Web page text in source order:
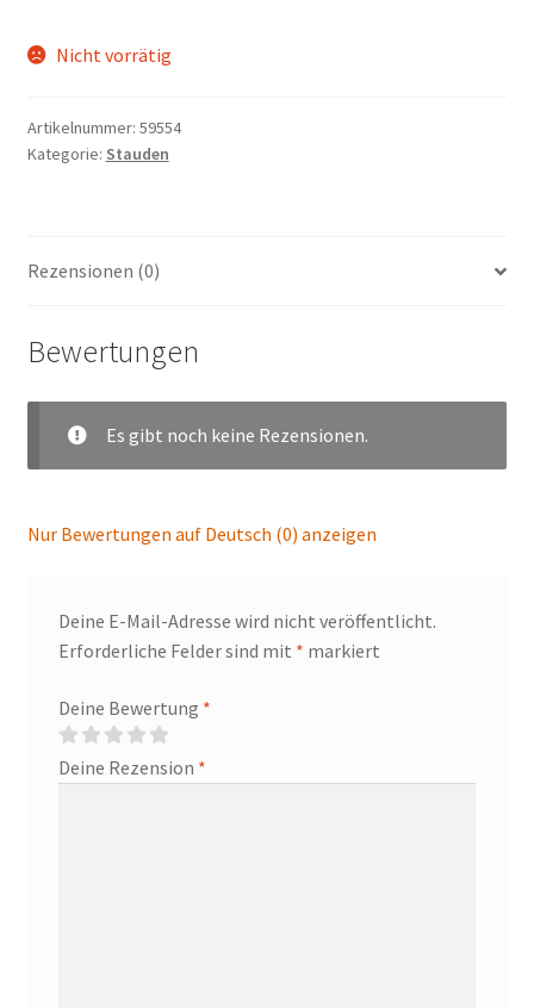
Nicht vorrätig
Artikelnummer: 59554
Kategorie: Stauden
Rezensionen (0)
Bewertungen
Es gibt noch keine Rezensionen.
Nur Bewertungen auf Deutsch (0) anzeigen
Deine E-Mail-Adresse wird nicht veröffentlicht.
Erforderliche Felder sind mit * markiert
Deine Bewertung *
Deine Rezension *